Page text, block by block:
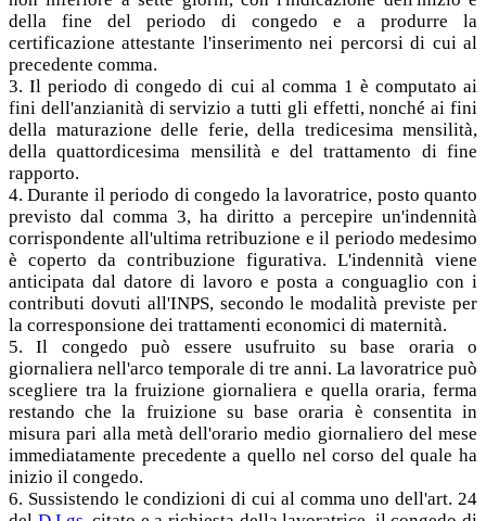
della fine del periodo di congedo e a produrre la
certificazione attestante l'inserimento nei percorsi di cui al
precedente comma.
3. Il periodo di congedo di cui al comma 1 è computato ai
fini dell'anzianità di servizio a tutti gli effetti, nonché ai fini
della maturazione delle ferie, della tredicesima mensilità,
della quattordicesima mensilità e del trattamento di fine
rapporto.
4. Durante il periodo di congedo la lavoratrice, posto quanto
previsto dal comma 3, ha diritto a percepire un'indennità
corrispondente all'ultima retribuzione e il periodo medesimo
è coperto da contribuzione figurativa. L'indennità viene
anticipata dal datore di lavoro e posta a conguaglio con i
contributi dovuti all'INPS, secondo le modalità previste per
la corresponsione dei trattamenti economici di maternità.
5. Il congedo può essere usufruito su base oraria o
giornaliera nell'arco temporale di tre anni. La lavoratrice può
scegliere tra la fruizione giornaliera e quella oraria, ferma
restando che la fruizione su base oraria è consentita in
misura pari alla metà dell'orario medio giornaliero del mese
immediatamente precedente a quello nel corso del quale ha
inizio il congedo.
6. Sussistendo le condizioni di cui al comma uno dell'art. 24